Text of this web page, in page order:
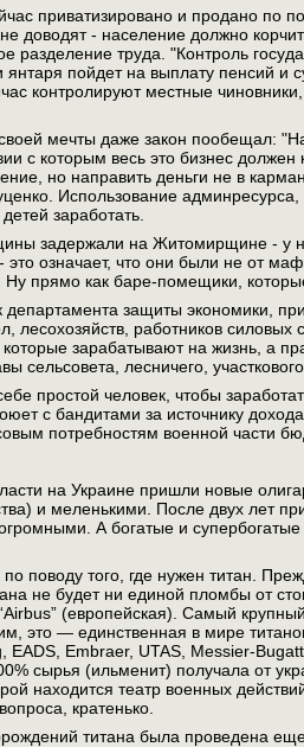
приватизировано и продано
доводят - население должно
разделение труда. "Контроль
янтаря пойдет на выплату пенсий и
контролируют местные
мечты даже закон пообещал:
с которым весь это бизнес
но направить деньги не в
Использование
заработать.
задержали на Житомирщине - у
означает, что они были не от
прямо как баре-помещики,
департамента защиты экономики,
лесохозяйств, работников
которые зарабатывают на жизнь, а
сельсовета, лесничего,
простой человек, чтобы
с бандитами за источнику
потребностям военной части
на Украине пришли новые
и меленькими. После двух лет
А богатые и
поводу того, где нужен титан.
не будет ни единой пломбы от
(европейская). Самый
это — единственная в мире
Embraer, UTAS, Messier-
сырья (ильменит) получала от
находится театр военных
кратенько.
титана была проведена